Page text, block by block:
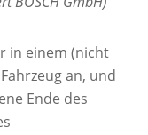
in einem (nicht
an, und
Ende des